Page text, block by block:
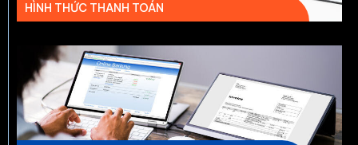
HÌNH THỨC THANH TOÁN